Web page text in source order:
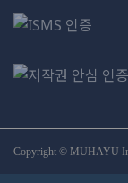
Copyright © MUHAYU